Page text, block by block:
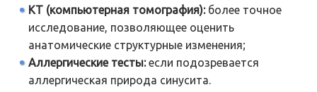
КТ (компьютерная томография):более точное
исследование, позволяющее оценить
анатомические структурные изменения;
Аллергические тесты:если подозревается
аллергическая природа синусита.